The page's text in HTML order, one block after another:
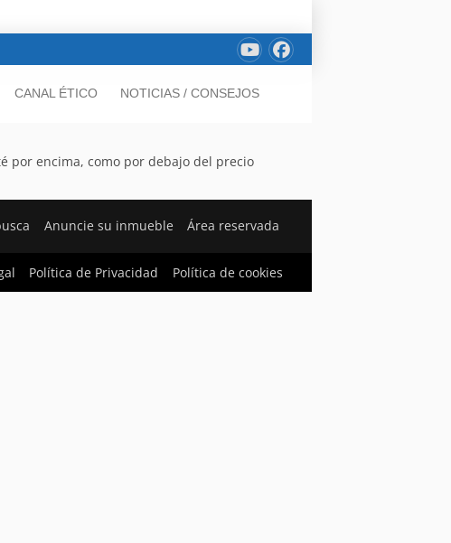
CANAL ÉTICO NOTICIAS / CONSEJOS
por encima, como por debajo del precio
Anuncie su inmueble Área reservada
Política de Privacidad Política de cookies